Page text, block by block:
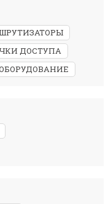
ДОСТУПА